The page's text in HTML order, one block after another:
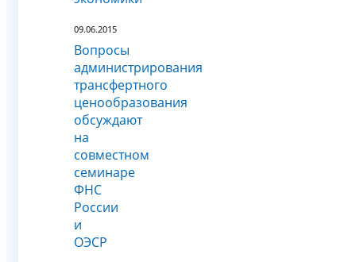
09.06.2015
Вопросы
администрирования
трансфертного
ценообразования
обсуждают
на
совместном
семинаре
ФНС
России
и
ОЭСР